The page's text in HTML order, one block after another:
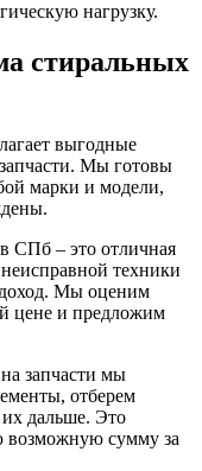
нагрузку.
стиральных
выгодные
Мы готовы
марки и модели,
СПб – это отличная
техники
Мы оценим
цене и предложим
запчасти мы
отберем
дальше. Это
возможную сумму за